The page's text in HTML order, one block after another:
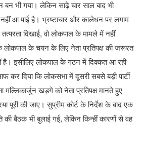
भी गया। लेकिन साढ़े चार साल बाद भी
आ पाई है। भ्रष्टाचार और कालेधन पर लगाम
दिखाई, वो लोकपाल के मामले में नहीं
लोकपाल के चयन के लिए नेता प्रतिपक्ष की जरूरत
है। इसीलिए लोकपाल के गठन में दिक्कत आ रही
कर दिया कि लोकसभा में दूसरी सबसे बड़ी पार्टी
खड़गे को नेता प्रतिपक्ष मानते हुए
पूरी की जाए। सुप्रीम कोर्ट के निर्देश के बाद एक
की बैठक भी बुलाई गई, लेकिन किन्हीं कारणों से वह